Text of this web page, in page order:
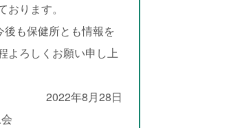
ります。
も保健所とも情報を
よろしくお願い申し上
2022年8月28日
人慈永会